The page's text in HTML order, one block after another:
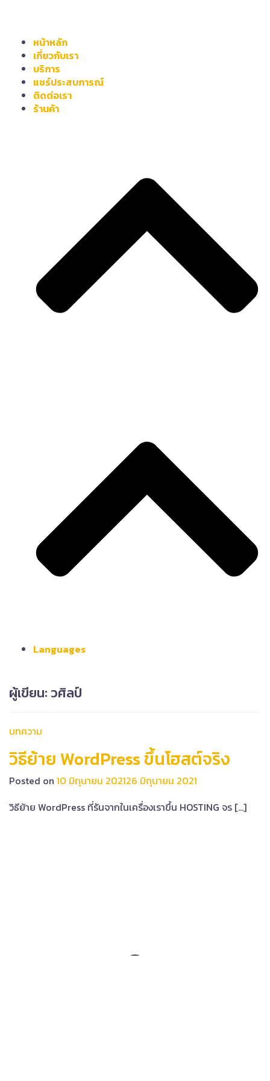
หน้าหลัก
เกี่ยวกับเรา
บริการ
แชร์ประสบการณ์
ติดต่อเรา
ร้านค้า
Languages
ผู้เขียน: วศิลป์
บทความ
วิธีย้าย WordPress ขึ้นโฮสต์จริง
Posted on 10 มิถุนายน 202126 มิถุนายน 2021
วิธีย้าย WordPress ที่รันจากในเครื่องเราขึ้น HOSTING จร […]